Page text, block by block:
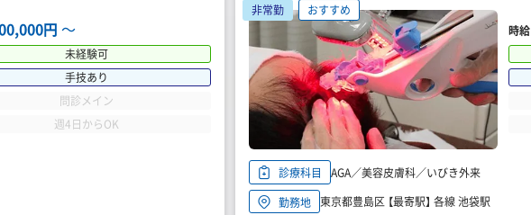
円 〜
未経験可
手技あり
問診メイン
週4日からOK
非常勤
おすすめ
時給
診療科目
AGA／美容皮膚科／いびき外来
勤務地 東京都豊島区 【最寄駅】 各線 池袋駅